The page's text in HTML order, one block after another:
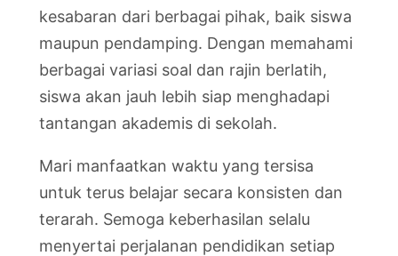
kesabaran dari berbagai pihak, baik siswa
maupun pendamping. Dengan memahami
berbagai variasi soal dan rajin berlatih,
siswa akan jauh lebih siap menghadapi
tantangan akademis di sekolah.
Mari manfaatkan waktu yang tersisa
untuk terus belajar secara konsisten dan
terarah. Semoga keberhasilan selalu
menyertai perjalanan pendidikan setiap